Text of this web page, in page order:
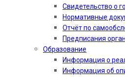
Свидетельство о
Нормативные
Отчёт по
Предписания
Образование
Информация о
Информация об